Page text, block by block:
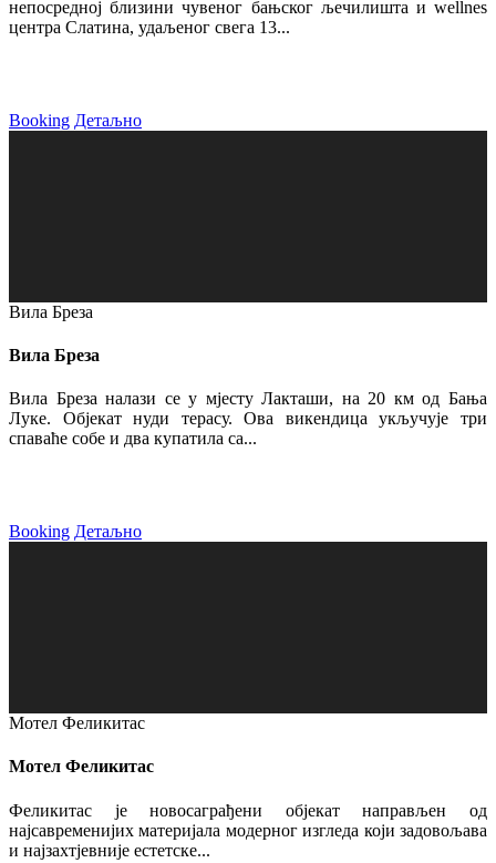
непосредној близини чувеног бањског љечилишта и wellnes
центра Слатина, удаљеног свега 13...
Booking Детаљно
Вила Бреза
Вила Бреза
Вила Бреза налази се у мјесту Лакташи, на 20 км од Бања
Луке. Објекат нуди терасу. Ова викендица укључује три
спаваће собе и два купатила са...
Booking Детаљно
Мотел Феликитас
Мотел Феликитас
Феликитас је новосаграђени објекат направљен од
најсавременијих материјала модерног изгледа који задовољава
и најзахтјевније естетске...